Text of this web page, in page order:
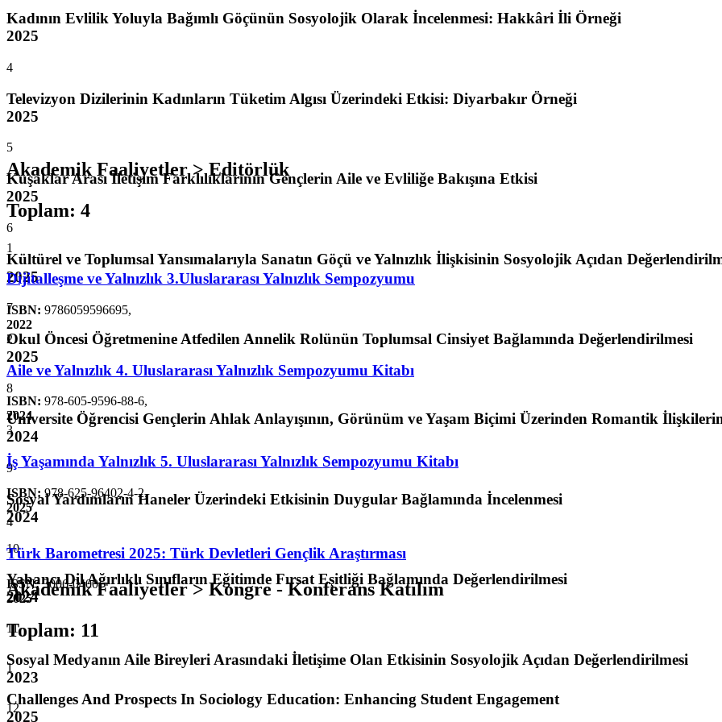
Kadının Evlilik Yoluyla Bağımlı Göçünün Sosyolojik Olarak İncelenmesi: Hakkâri İli Örneği
2025
4
Televizyon Dizilerinin Kadınların Tüketim Algısı Üzerindeki Etkisi: Diyarbakır Örneği
2025
5
Kuşaklar Arası İletişim Farklılıklarının Gençlerin Aile ve Evliliğe Bakışına Etkisi
2025
6
Kültürel ve Toplumsal Yansımalarıyla Sanatın Göçü ve Yalnızlık İlişkisinin Sosyolojik Açıdan
2025
7
Okul Öncesi Öğretmenine Atfedilen Annelik Rolünün Toplumsal Cinsiyet Bağlamında Değerlendirilmesi
2025
8
Üniversite Öğrencisi Gençlerin Ahlak Anlayışının, Görünüm ve Yaşam Biçimi Üzerinden Romantik
2024
9
Sosyal Yardımların Haneler Üzerindeki Etkisinin Duygular Bağlamında İncelenmesi
2024
10
Yabancı Dil Ağırlıklı Sınıfların Eğitimde Fırsat Eşitliği Bağlamında Değerlendirilmesi
2024
11
Sosyal Medyanın Aile Bireyleri Arasındaki İletişime Olan Etkisinin Sosyolojik Açıdan Değerlendirilmesi
2023
12
Akademik Faaliyetler > Editörlük
Toplam: 4
1
Dijitalleşme ve Yalnızlık 3.Uluslararası Yalnızlık Sempozyumu
ISBN: 9786059596695,
2022
2
Aile ve Yalnızlık 4. Uluslararası Yalnızlık Sempozyumu Kitabı
ISBN: 978-605-9596-88-6,
2024
3
İş Yaşamında Yalnızlık 5. Uluslararası Yalnızlık Sempozyumu Kitabı
ISBN: 978-625-96402-4-2,
2025
4
Türk Barometresi 2025: Türk Devletleri Gençlik Araştırması
ISSN: 3006-0400,
2025
Akademik Faaliyetler > Kongre - Konferans Katılım
Toplam: 11
1
Challenges And Prospects In Sociology Education: Enhancing Student Engagement
2025